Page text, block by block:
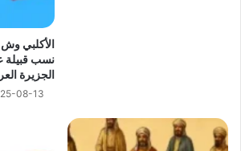
الأكلبي
نسب قبيلة
الجزيرة
08-13